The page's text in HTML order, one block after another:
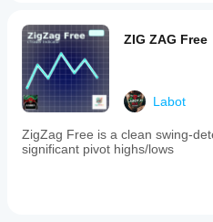
and
visual
aspects
to
different
conditions
and
ZIG ZAG Free
Labot
ZigZag Free is a clean swing-
significant pivot highs/lows